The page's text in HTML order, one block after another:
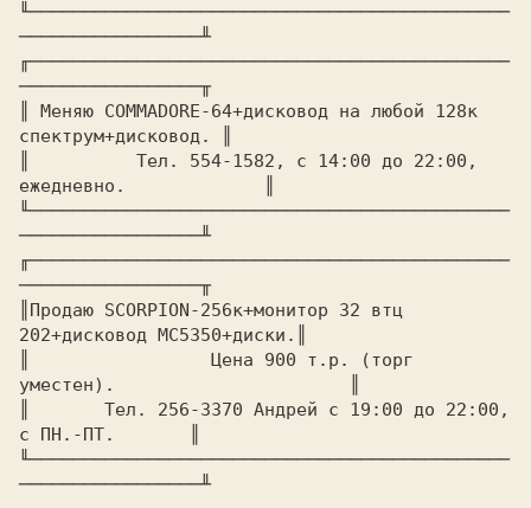
╙─────────────────────────────────────────────
─────────────────╨
╓─────────────────────────────────────────────
─────────────────╥
║ Меняю COMMADORE-64+дисковод на любой 128к
спектрум+дисковод. ║
ежедневно.	       ║
╙─────────────────────────────────────────────
─────────────────╨
╓─────────────────────────────────────────────
─────────────────╥
║Продаю SCORPION-256к+монитор 32 втц
202+дисковод МС5З50+диски.║
уместен).		       ║
с ПН.-ПТ.       ║
╙─────────────────────────────────────────────
─────────────────╨